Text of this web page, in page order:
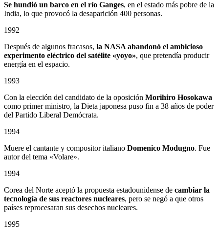
Se hundió un barco en el río Ganges, en el estado más pobre de la
India, lo que provocó la desaparición 400 personas.
1992
Después de algunos fracasos, la NASA abandonó el ambicioso
experimento eléctrico del satélite «yoyo», que pretendía producir
energía en el espacio.
1993
Con la elección del candidato de la oposición Morihiro Hosokawa
como primer ministro, la Dieta japonesa puso fin a 38 años de poder
del Partido Liberal Demócrata.
1994
Muere el cantante y compositor italiano Domenico Modugno. Fue
autor del tema «Volare».
1994
Corea del Norte aceptó la propuesta estadounidense de cambiar la
tecnología de sus reactores nucleares, pero se negó a que otros
países reprocesaran sus desechos nucleares.
1995